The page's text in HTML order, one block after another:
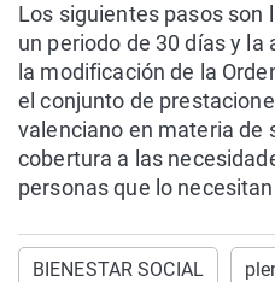
Los siguientes pasos son
un periodo de 30 días y
la modificación de la
el conjunto de
valenciano en materia de
cobertura a las
personas que lo
BIENESTAR SOCIAL